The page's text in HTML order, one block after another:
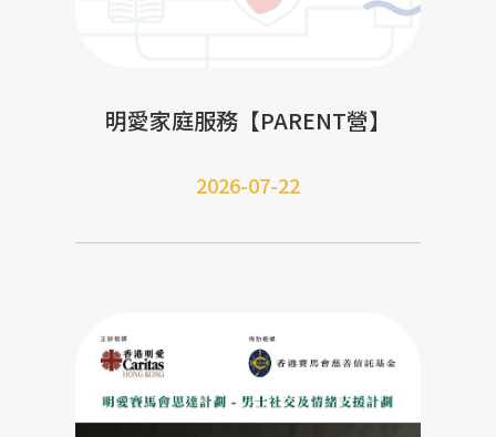
明愛家庭服務【PARENT營】
2026-07-22